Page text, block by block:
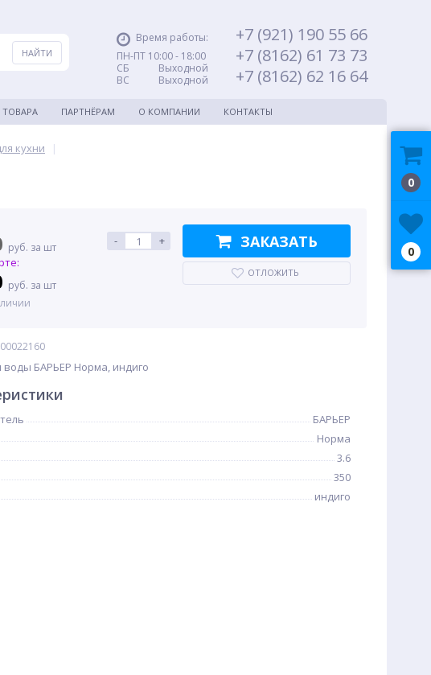
Время работы:
ПН-ПТ 10:00 - 18:00
СБ Выходной
ВС Выходной
+7 (921) 190 55 66
+7 (8162) 61 73 73
+7 (8162) 62 16 64
ПАРТНЁРАМ О КОМПАНИИ КОНТАКТЫ
кухни
|
руб. за шт
руб. за шт
- + ЗАКАЗАТЬ
ОТЛОЖИТЬ
воды БАРЬЕР Норма, индиго
БАРЬЕР
Норма
3.6
350
индиго
0
0